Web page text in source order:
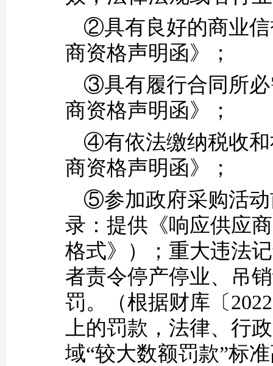
②具有良好的商业
商资格声明函》；
③具有履行合同所必
商资格声明函》；
④有依法缴纳税收和
商资格声明函》；
⑤参加政府采购活动
录：提供《响应供应
格式》）；重大违法
者责令停产停业、吊
罚。（根据财库〔
上的罚款，法律、行
域“较大数额罚款”标